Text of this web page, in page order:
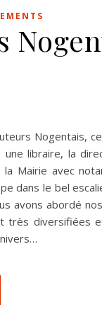
Nogentais,
une libraire, la
Mairie avec
dans le bel
avons abordé
très diversifiées